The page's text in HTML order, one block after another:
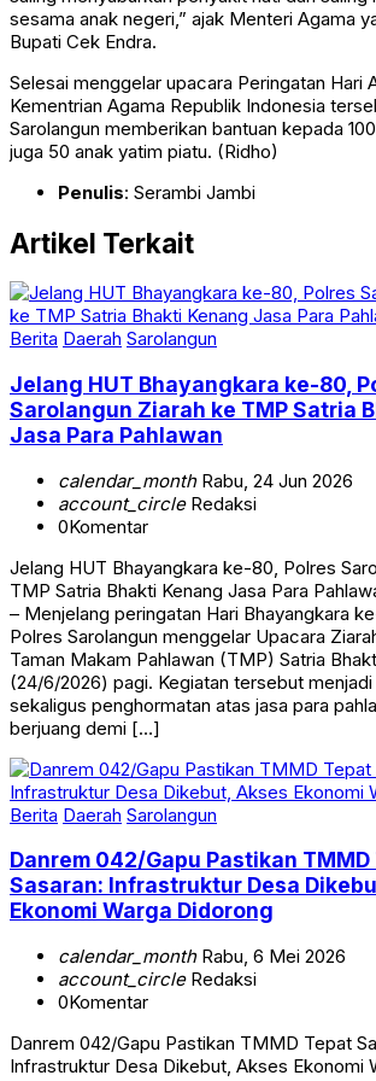
sesama anak negeri,” ajak Menteri Agama
Bupati Cek Endra.
Selesai menggelar upacara Peringatan Hari
Kementrian Agama Republik Indonesia
Sarolangun memberikan bantuan kepada
juga 50 anak yatim piatu. (Ridho)
Penulis: Serambi Jambi
Artikel Terkait
Berita Daerah Sarolangun
Jelang HUT Bhayangkara ke-80,
Sarolangun Ziarah ke TMP Satria
Jasa Para Pahlawan
calendar_monthRabu, 24 Jun 2026
account_circleRedaksi
0Komentar
Jelang HUT Bhayangkara ke-80, Polres
TMP Satria Bhakti Kenang Jasa Para
– Menjelang peringatan Hari Bhayangkara
Polres Sarolangun menggelar Upacara
Taman Makam Pahlawan (TMP) Satria
(24/6/2026) pagi. Kegiatan tersebut
sekaligus penghormatan atas jasa para
berjuang demi […]
Berita Daerah Sarolangun
Danrem 042/Gapu Pastikan
Sasaran: Infrastruktur Desa
Ekonomi Warga Didorong
calendar_monthRabu, 6 Mei 2026
account_circleRedaksi
0Komentar
Danrem 042/Gapu Pastikan TMMD Tepat
Infrastruktur Desa Dikebut, Akses Ekonomi